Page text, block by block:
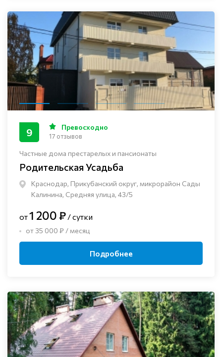
Частные дома престарелых и пансионаты
Родительская Усадьба
Краснодар, Прикубанский округ, микрорайон Сады
Калинина, Средняя улица, 43/5
9 Превосходно
17 отзывов
от1 200 ₽ / сутки
от 35 000 ₽ / месяц
Подробнее